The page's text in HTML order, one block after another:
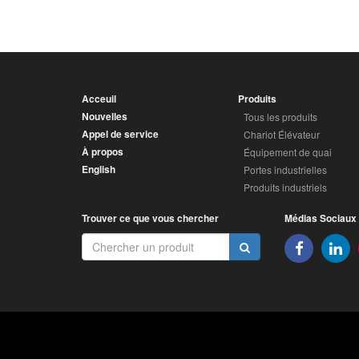
Acceuil
Nouvelles
Appel de service
À propos
English
Produits
Tous les produits
Chariot Élévateur
Équipement de quai
Portes industrielles
Produits industriels
Trouver ce que vous chercher
Chercher
Médias Sociaux
Facebook